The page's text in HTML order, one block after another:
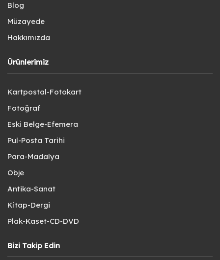
Blog
Müzayede
Hakkımızda
Ürünlerimiz
Kartpostal-Fotokart
Fotoğraf
Eski Belge-Efemera
Pul-Posta Tarihi
Para-Madalya
Obje
Antika-Sanat
Kitap-Dergi
Plak-Kaset-CD-DVD
Bizi Takip Edin